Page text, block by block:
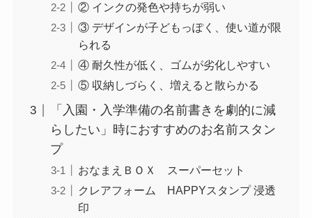
② インクの発色や持ちが弱い
③ デザインが子どもっぽく、使い道が限
られる
④ 耐久性が低く、ゴムが劣化しやすい
⑤ 収納しづらく、増えると散らかる
「入園・入学準備の名前書きを劇的に減
らしたい」時におすすめのお名前スタン
プ
おなまえＢＯＸ スーパーセット
クレアフォーム HAPPYスタンプ 浸透
印